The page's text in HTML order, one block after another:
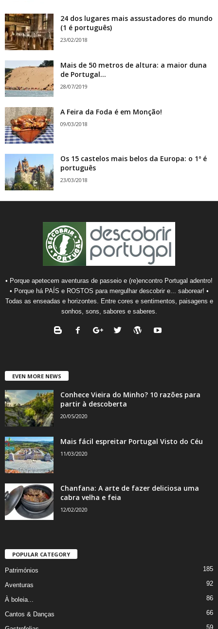
24 dos lugares mais assustadores do mundo
(1 é português)
23/02/2018
Mais de 50 metros de altura: a maior duna
de Portugal...
28/07/2019
A Feira da Foda é em Monção!
09/03/2018
Os 15 castelos mais belos da Europa: o 1º é
português
23/03/2018
• Porque apetecem aventuras de passeio e (re)encontro Portugal adentro!
• Porque há PAÍS e ROSTOS para mergulhar descobrir e... saborear! •
Todas as enseadas e horizontes. Entre cores e sentimentos, paisagens e
sonhos, sons, sabores e saberes.
EVEN MORE NEWS
Conhece Vieira do Minho? 10 razões para
partir à descoberta
20/05/2020
Mais fácil espreitar Portugal Visto do Céu
11/03/2020
Chanfana: A arte de fazer deliciosa uma
cabra velha e feia
12/02/2020
POPULAR CATEGORY
Patrimónios 185
Aventuras 92
À boleia... 86
Cantos & Danças 66
59